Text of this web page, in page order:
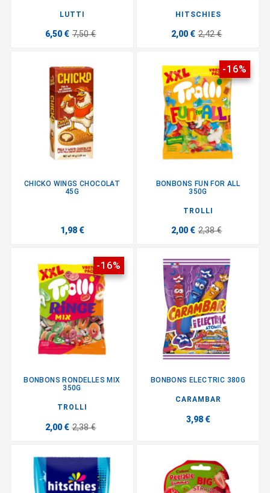
LUTTI
6,50 € 7,50 €
HITSCHIES
2,00 € 2,42 €
CHICKO WINGS CHOCOLAT
45G
1,98 €
-16%
BONBONS FUN FOR ALL
350G
TROLLI
2,00 € 2,38 €
-16%
BONBONS RONDELLES MIX
350G
TROLLI
2,00 € 2,38 €
BONBONS ELECTRIC 380G
CARAMBAR
3,98 €